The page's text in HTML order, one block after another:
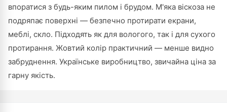
впоратися з будь-яким пилом і брудом. М'яка віскоза не
подряпає поверхні — безпечно протирати екрани,
меблі, скло. Підходять як для вологого, так і для сухого
протирання. Жовтий колір практичний — менше видно
забруднення. Українське виробництво, звичайна ціна за
гарну якість.